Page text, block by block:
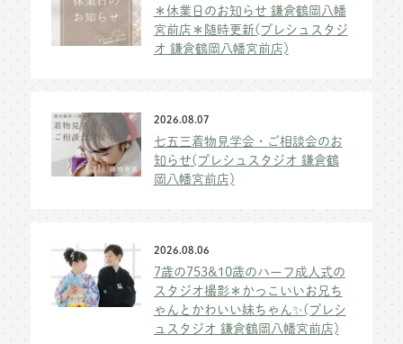
＊休業日のお知らせ 鎌倉鶴岡八幡
宮前店＊随時更新(プレシュスタジ
オ 鎌倉鶴岡八幡宮前店)
2026.08.07
七五三着物見学会・ご相談会のお
知らせ(プレシュスタジオ 鎌倉鶴
岡八幡宮前店)
2026.08.06
7歳の753&10歳のハーフ成人式の
スタジオ撮影＊かっこいいお兄ち
ゃんとかわいい妹ちゃん✨(プレシ
ュスタジオ 鎌倉鶴岡八幡宮前店)